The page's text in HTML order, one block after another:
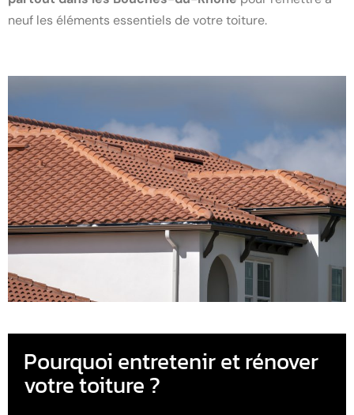
neuf les éléments essentiels de votre toiture.
Pourquoi entretenir et rénover
votre toiture ?